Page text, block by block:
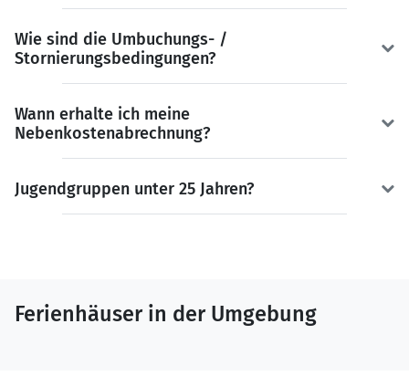
Wie sind die Umbuchungs- /
Stornierungsbedingungen?
Wann erhalte ich meine
Nebenkostenabrechnung?
Jugendgruppen unter 25 Jahren?
Ferienhäuser in der Umgebung